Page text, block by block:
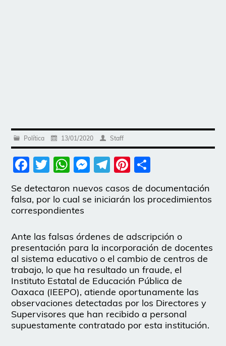
Política 13/01/2020 Staff
Facebook
Twitter
WhatsApp
Messenger
Telegram
Pinterest
Se detectaron nuevos casos de documentación
falsa, por lo cual se iniciarán los procedimientos
correspondientes
Ante las falsas órdenes de adscripción o
presentación para la incorporación de docentes
al sistema educativo o el cambio de centros de
trabajo, lo que ha resultado un fraude, el
Instituto Estatal de Educación Pública de
Oaxaca (IEEPO), atiende oportunamente las
observaciones detectadas por los Directores y
Supervisores que han recibido a personal
supuestamente contratado por esta institución.